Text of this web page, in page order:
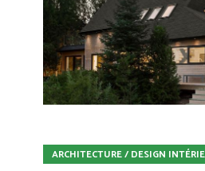
ARCHITECTURE / DESIGN